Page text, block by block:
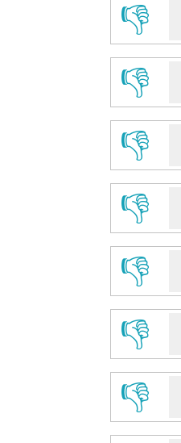
👎
👎
👎
👎
👎
👎
👎